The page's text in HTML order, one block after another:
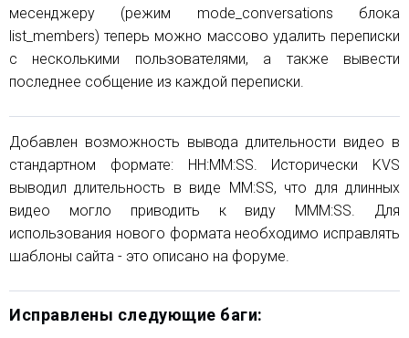
месенджеру (режим mode_conversations блока
list_members) теперь можно массово удалить переписки
с несколькими пользователями, а также вывести
последнее собщение из каждой переписки.
Добавлен возможность вывода длительности видео в
стандартном формате: HH:MM:SS. Исторически KVS
выводил длительность в виде MM:SS, что для длинных
видео могло приводить к виду MMM:SS. Для
использования нового формата необходимо исправлять
шаблоны сайта - это описано на форуме.
Исправлены следующие баги: